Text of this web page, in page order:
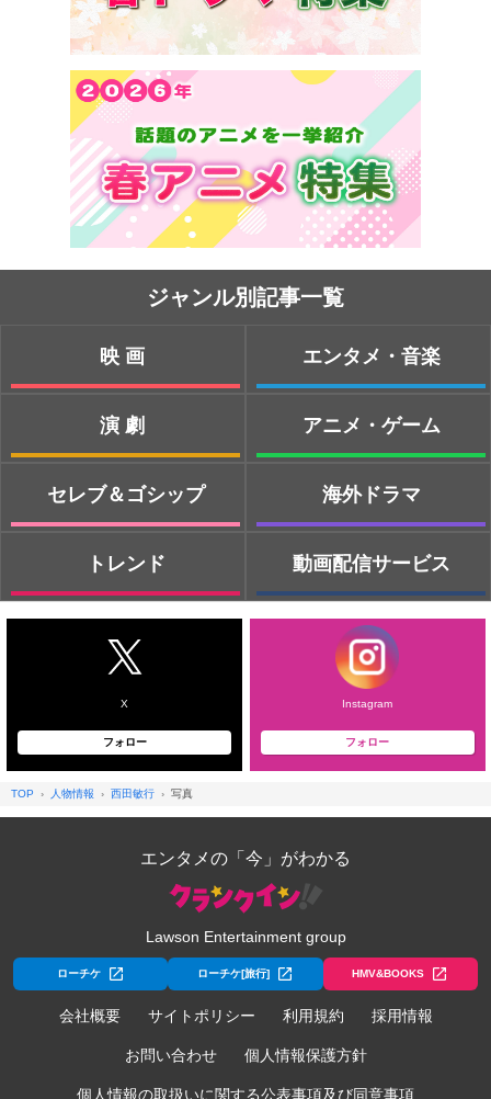
ジャンル別記事一覧
映画
演劇
セレブ＆ゴシップ
トレンド
エンタメ・音楽
アニメ・ゲーム
海外ドラマ
動画配信サービス
X
フォロー
Instagram
フォロー
TOP 人物情報 西田敏行 写真
エンタメの「今」がわかる
Lawson Entertainment group
ローチケ ローチケ[旅行] HMV&BOOKS
会社概要 サイトポリシー 利用規約 採用情報
お問い合わせ 個人情報保護方針
個人情報の取扱いに関する公表事項及び同意事項